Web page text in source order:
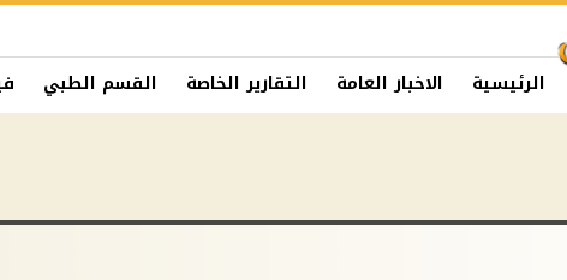
الرئيسية الاخبار العامة التقارير الخاصة القسم الطبي